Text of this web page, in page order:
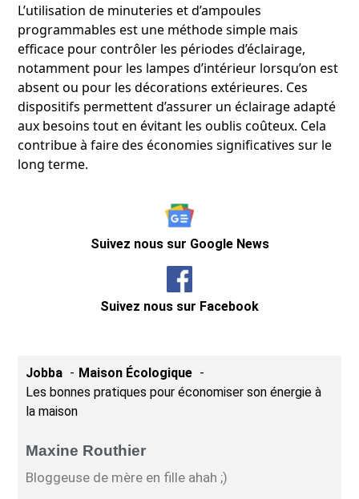
L’utilisation de minuteries et d’ampoules
programmables est une méthode simple mais
efficace pour contrôler les périodes d’éclairage,
notamment pour les lampes d’intérieur lorsqu’on est
absent ou pour les décorations extérieures. Ces
dispositifs permettent d’assurer un éclairage adapté
aux besoins tout en évitant les oublis coûteux. Cela
contribue à faire des économies significatives sur le
long terme.
Suivez nous sur Google News
Suivez nous sur Facebook
Jobba
Maison Écologique
Les bonnes pratiques pour économiser son énergie à
la maison
Maxine Routhier
Bloggeuse de mère en fille ahah ;)